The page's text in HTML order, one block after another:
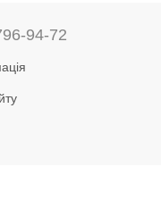
94-72